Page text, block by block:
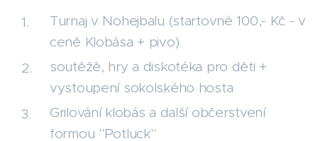
Turnaj v Nohejbalu (startovné 100,- Kč - v
ceně Klobása + pivo)
soutěžě, hry a diskotéka pro děti +
vystoupení sokolského hosta
Grilování klobás a další občerstvení
formou "Potluck"